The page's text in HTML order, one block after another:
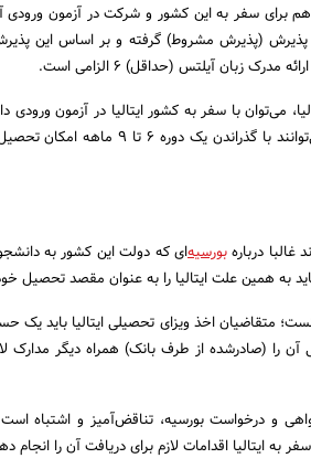
برای سفر به این کشور و شرکت در آزمون ورودی
پذیرش (پذیرش مشروط) گرفته و بر اساس این
زبان آیلتس (حداقل) 6 الزامی است.
می‌توان با سفر به کشور ایتالیا در آزمون ورودی
در این آزمون پذیرفته نمی‌شوند هم می‌توانند
دربارهبورسیه‌ای که دولت این کشور به
به همین علت ایتالیا را به عنوان مقصد تحصیل
را (صادرشده از طرف بانک) همراه دیگر مدارک
و درخواست بورسیه، تناقض‌آمیز و اشتباه
به ایتالیا اقدامات لازم برای دریافت آن را انجام